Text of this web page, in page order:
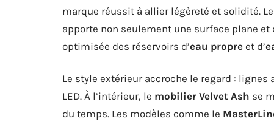
marque réussit à allier légèreté et solidité.
apporte non seulement une surface plane
optimisée des réservoirs d’eau propre et d’
Le style extérieur accroche le regard :
LED. À l’intérieur, le mobilier Velvet Ash se
du temps. Les modèles comme le